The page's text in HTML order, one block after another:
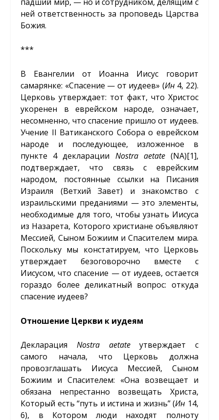
ней ответственность за проповедь Царства
Божия.
***
В Евангелии от Иоанна Иисус говорит
самарянке: «Спасение — от иудеев» (Ин 4, 22).
Церковь утверждает: тот факт, что Христос
укоренен в еврейском народе, означает,
несомненно, что спасение пришло от иудеев.
Учение II Ватиканского Собора о еврейском
народе и последующее, изложенное в
пункте 4 декларации Nostra aetate(NA)[1],
подтверждает, что связь с еврейским
народом, постоянные ссылки на Писания
Израиля (Ветхий Завет) и знакомство с
израильскими преданиями — это элементы,
необходимые для того, чтобы узнать Иисуса
из Назарета, Которого христиане объявляют
Мессией, Сыном Божиим и Спасителем мира.
Поскольку мы констатируем, что Церковь
утверждает безоговорочно вместе с
Иисусом, что спасение — от иудеев, остается
гораздо более деликатный вопрос: откуда
спасение иудеев?
Отношение Церкви к иудеям
Декларация Nostra aetateутверждает с
самого начала, что Церковь должна
провозглашать Иисуса Мессией, Сыном
Божиим и Спасителем: «Она возвещает и
обязана непрестанно возвещать Христа,
Который есть “путь и истина и жизнь” (Ин 14,
6), в Котором люди находят полноту